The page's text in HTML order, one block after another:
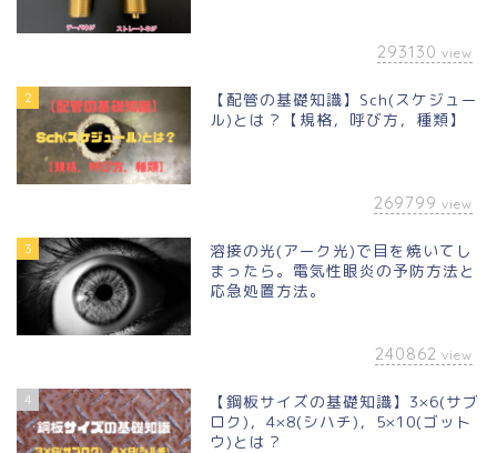
293130 view
2
【配管の基礎知識】Sch(スケジュー
ル)とは？【規格，呼び方，種類】
269799 view
3
溶接の光(アーク光)で目を焼いてし
まったら。電気性眼炎の予防方法と
応急処置方法。
240862 view
4
【鋼板サイズの基礎知識】3×6(サブ
ロク)，4×8(シハチ)，5×10(ゴット
ウ)とは？